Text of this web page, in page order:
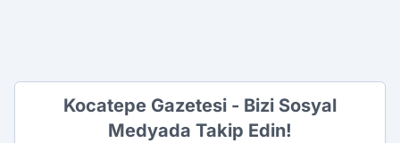
Kocatepe Gazetesi - Bizi Sosyal
Medyada Takip Edin!